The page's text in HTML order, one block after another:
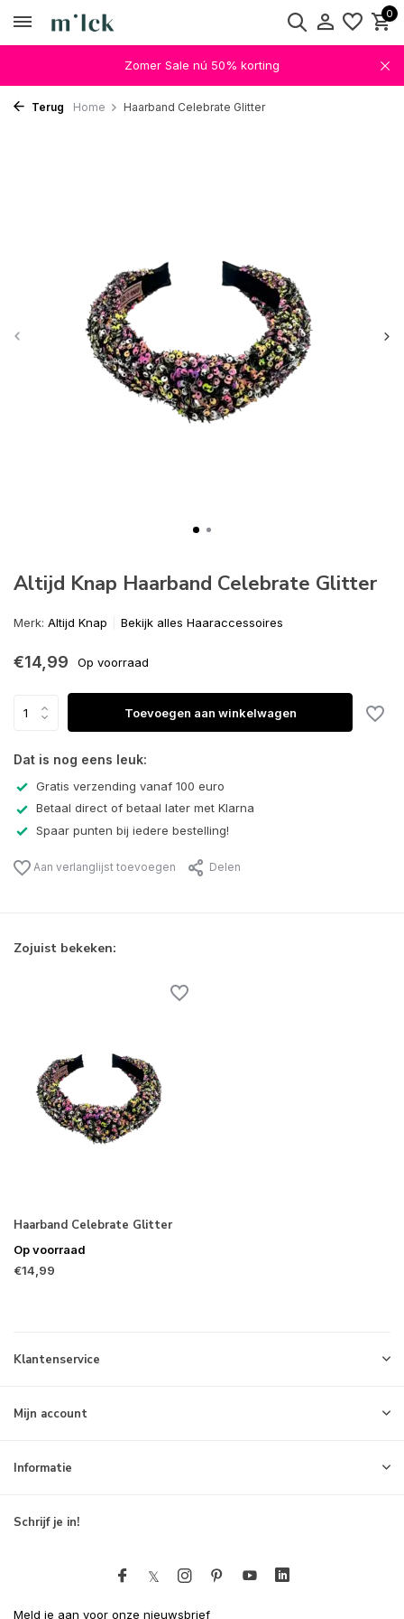
0
Zomer Sale nú 50% korting
Terug Home Haarband Celebrate Glitter
Altijd Knap Haarband Celebrate Glitter
Merk: Altijd Knap Bekijk alles Haaraccessoires
€14,99 Op voorraad
Toevoegen aan winkelwagen
Dat is nog eens leuk:
Gratis verzending vanaf 100 euro
Betaal direct of betaal later met Klarna
Spaar punten bij iedere bestelling!
Aan verlanglijst toevoegen Delen
Zojuist bekeken:
Haarband Celebrate Glitter
Op voorraad
€14,99
Klantenservice
Mijn account
Informatie
Schrijf je in!
Meld je aan voor onze nieuwsbrief